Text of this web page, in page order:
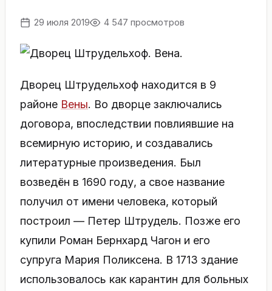
29 июля 2019 4 547 просмотров
Дворец Штрудельхоф находится в 9
районе Вены. Во дворце заключались
договора, впоследствии повлиявшие на
всемирную историю, и создавались
литературные произведения. Был
возведён в 1690 году, а свое название
получил от имени человека, который
построил — Петер Штрудель. Позже его
купили Роман Бернхард Чагон и его
супруга Мария Поликсена. В 1713 здание
использовалось как карантин для больных